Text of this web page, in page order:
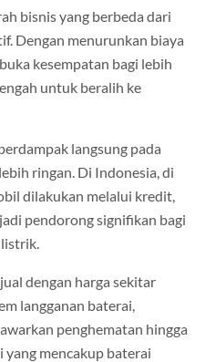
bisnis yang berbeda dari
Dengan menurunkan biaya
kesempatan bagi lebih
untuk beralih ke
langsung pada
ringan. Di Indonesia, di
dilakukan melalui kredit,
pendorong signifikan bagi
listrik.
dengan harga sekitar
langganan baterai,
penghematan hingga
mencakup baterai